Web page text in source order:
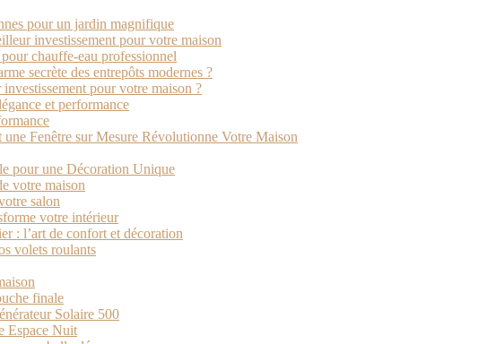
pour un jardin magnifique
investissement pour votre maison
chauffe-eau professionnel
secrète des entrepôts modernes ?
pour votre maison ?
et performance
Fenêtre sur Mesure Révolutionne Votre Maison
pour une Décoration Unique
votre maison
salon
votre intérieur
: l’art de confort et décoration
volets roulants
finale
Solaire 500
Espace Nuit